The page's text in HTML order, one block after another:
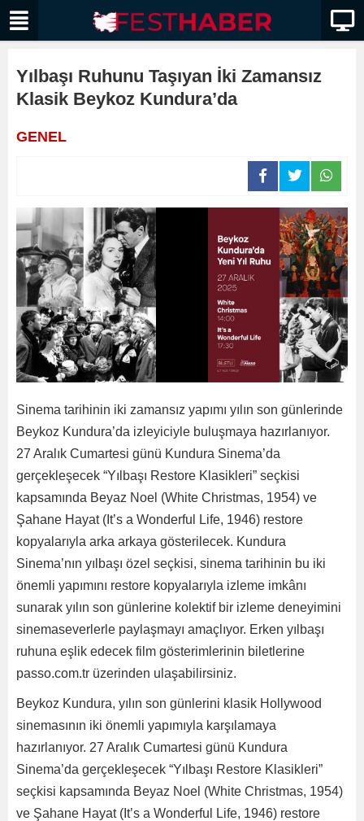
Yılbaşı Ruhunu Taşıyan İki Zamansız
Klasik Beykoz Kundura’da
GENEL
Sinema tarihinin iki zamansız yapımı yılın son günlerinde
Beykoz Kundura’da izleyiciyle buluşmaya hazırlanıyor.
27 Aralık Cumartesi günü Kundura Sinema’da
gerçekleşecek “Yılbaşı Restore Klasikleri” seçkisi
kapsamında Beyaz Noel (White Christmas, 1954) ve
Şahane Hayat (It’s a Wonderful Life, 1946) restore
kopyalarıyla arka arkaya gösterilecek. Kundura
Sinema’nın yılbaşı özel seçkisi, sinema tarihinin bu iki
önemli yapımını restore kopyalarıyla izleme imkânı
sunarak yılın son günlerine kolektif bir izleme deneyimini
sinemaseverlerle paylaşmayı amaçlıyor. Erken yılbaşı
ruhuna eşlik edecek film gösterimlerinin biletlerine
passo.com.tr üzerinden ulaşabilirsiniz.
Beykoz Kundura, yılın son günlerini klasik Hollywood
sinemasının iki önemli yapımıyla karşılamaya
hazırlanıyor. 27 Aralık Cumartesi günü Kundura
Sinema’da gerçekleşecek “Yılbaşı Restore Klasikleri”
seçkisi kapsamında Beyaz Noel (White Christmas, 1954)
ve Şahane Hayat (It’s a Wonderful Life, 1946) restore